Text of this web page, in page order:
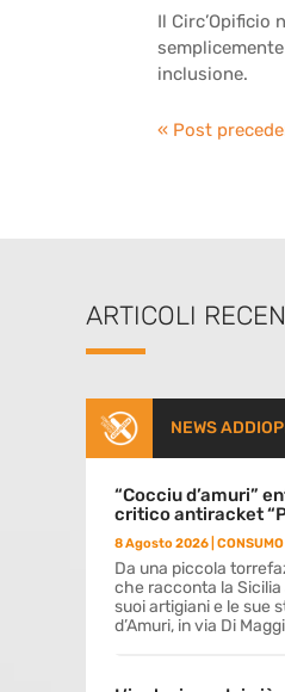
Il Circ’Opificio
inclusione.
« Post
ARTICOLI
NEWS
“Cocciu d’amuri”
critico antiracket
8 Agosto 2026
Da una piccola
che racconta la
suoi artigiani e le sue
d’Amuri, in via Di